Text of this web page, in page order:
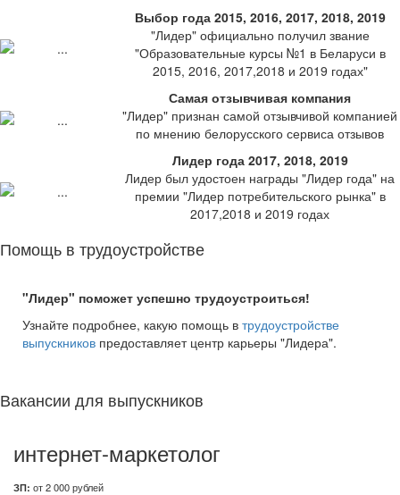
Выбор года 2015, 2016, 2017, 2018, 2019
"Лидер" официально получил звание
"Образовательные курсы №1 в Беларуси в
2015, 2016, 2017,2018 и 2019 годах"
Самая отзывчивая компания
"Лидер" признан самой отзывчивой компанией
по мнению белорусского сервиса отзывов
Лидер года 2017, 2018, 2019
Лидер был удостоен награды "Лидер года" на
премии "Лидер потребительского рынка" в
2017,2018 и 2019 годах
Помощь в трудоустройстве
"Лидер" поможет успешно трудоустроиться!
Узнайте подробнее, какую помощь в трудоустройстве
выпускников предоставляет центр карьеры "Лидера".
Вакансии для выпускников
интернет-маркетолог
ЗП: от 2 000 рублей